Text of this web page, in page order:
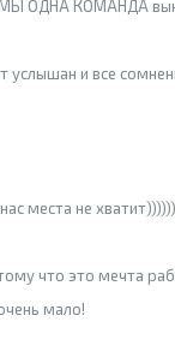
МЫ ОДНА КОМАНДА
и все
места не хватит))))))
что это мечта
мало!